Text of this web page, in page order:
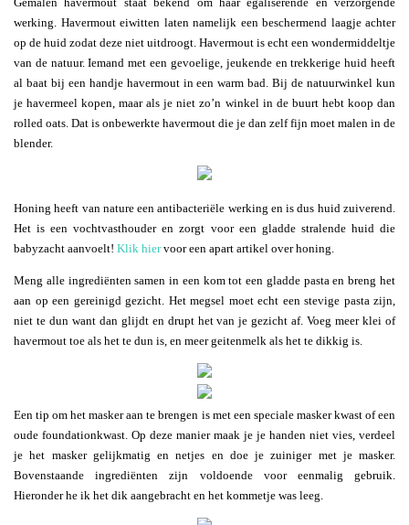
werking. Havermout eiwitten laten namelijk een beschermend laagje achter
op de huid zodat deze niet uitdroogt. Havermout is echt een wondermiddeltje
van de natuur. Iemand met een gevoelige, jeukende en trekkerige huid heeft
al baat bij een handje havermout in een warm bad. Bij de natuurwinkel kun
je havermeel kopen, maar als je niet zo’n winkel in de buurt hebt koop dan
rolled oats. Dat is onbewerkte havermout die je dan zelf fijn moet malen in de
blender.
Honing heeft van nature een antibacteriële werking en is dus huid zuiverend.
Het is een vochtvasthouder en zorgt voor een gladde stralende huid die
babyzacht aanvoelt! Klik hiervoor een apart artikel over honing.
Meng alle ingrediënten samen in een kom tot een gladde pasta en breng het
aan op een gereinigd gezicht. Het megsel moet echt een stevige pasta zijn,
niet te dun want dan glijdt en drupt het van je gezicht af. Voeg meer klei of
havermout toe als het te dun is, en meer geitenmelk als het te dikkig is.
Een tip om het masker aan te brengen is met een speciale masker kwast of een
oude foundationkwast. Op deze manier maak je je handen niet vies, verdeel
je het masker gelijkmatig en netjes en doe je zuiniger met je masker.
Bovenstaande ingrediënten zijn voldoende voor eenmalig gebruik.
Hieronder he ik het dik aangebracht en het kommetje was leeg.